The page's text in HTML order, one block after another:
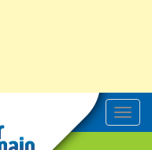
T
o